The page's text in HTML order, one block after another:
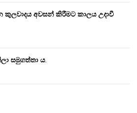
කුලවාදය අවසන් කිරීමට කාලය උදාවී
සමුගත්තා ය.